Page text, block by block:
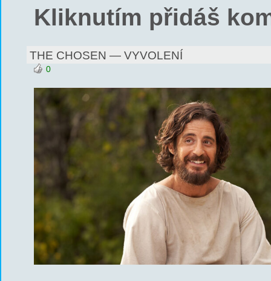
Kliknutím přidáš
THE CHOSEN — VYVOLENÍ
0